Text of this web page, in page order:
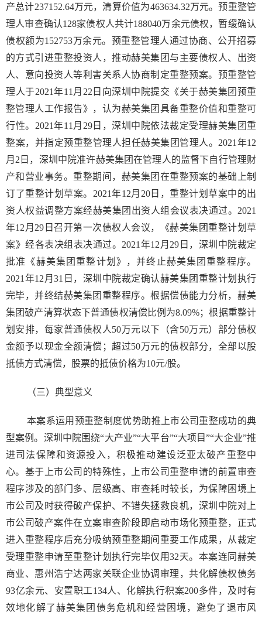
产总计237152.64万元，清算价值为463634.32万元。预重整管
理人审查确认128家债权人共计188040万余元债权，暂缓确认
债权额为152753万余元。预重整管理人通过协商、公开招募
的方式引进重整投资人，推动赫美集团与主要债权人、出资
人、意向投资人等利害关系人协商制定重整预案。预重整管
理人于2021年11月22日向深圳中院提交《关于赫美集团预重
整管理人工作报告》，认为赫美集团具备重整价值和重整可
行性。2021年11月29日，深圳中院依法裁定受理赫美集团重
整案，并指定预重整管理人担任赫美集团管理人。2021年12
月2日，深圳中院准许赫美集团在管理人的监督下自行管理财
产和营业事务。重整期间，赫美集团在重整预案的基础上制
订了重整计划草案。2021年12月20日，重整计划草案中的出
资人权益调整方案经赫美集团出资人组会议表决通过。2021
年12月29日召开第一次债权人会议，《赫美集团重整计划草
案》经各表决组表决通过。2021年12月29日，深圳中院裁定
批准《赫美集团重整计划》，并终止赫美集团重整程序。
2021年12月31日，深圳中院裁定确认赫美集团重整计划执行
完毕，并终结赫美集团重整程序。根据偿债能力分析，赫美
集团破产清算状态下普通债权清偿比例为8.09%；根据重整计
划安排，每家普通债权人50万元以下（含50万元）部分债权
金额予以现金全额清偿；超过50万元的债权部分，全部以股
抵债方式清偿，股票的抵债价格为10元/股。
（三）典型意义
本案系运用预重整制度优势助推上市公司重整成功的典
型案例。深圳中院围绕“大产业”“大平台”“大项目”“大企业”推
进司法保障和资源投入，积极推动建设泛亚太破产重整中
心。基于上市公司的特殊性，上市公司重整申请的前置审查
程序涉及的部门多、层级高、审查耗时较长，为保障困境上
市公司及时获得破产保护、不错失拯救良机，深圳中院对上
市公司破产案件在立案审查阶段即启动市场化预重整，正式
进入重整程序后充分吸纳预重整期间重要工作成果，从裁定
受理重整申请至重整计划执行完毕仅用32天。本案连同赫美
商业、惠州浩宁达两家关联企业协调审理，共化解债权债务
93亿余元、安置职工134人、化解执行积案200多件，及时有
效地化解了赫美集团债务危机和经营困境，避免了退市风